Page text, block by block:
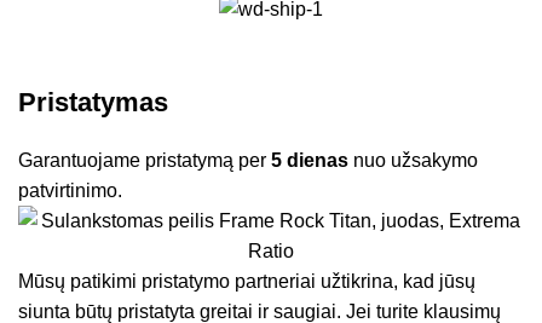
Pristatymas
Garantuojame pristatymą per5 dienas nuo užsakymo
patvirtinimo.
Mūsų patikimi pristatymo partneriai užtikrina, kad jūsų
siunta būtų pristatyta greitai ir saugiai. Jei turite klausimų